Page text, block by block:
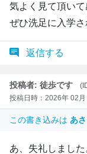
気よく見て頂い
ぜひ洗足に入学さ
返信する
投稿者: 徒歩です
投稿日時：2026年 02
この書き込みは あ
あ、失礼しまし